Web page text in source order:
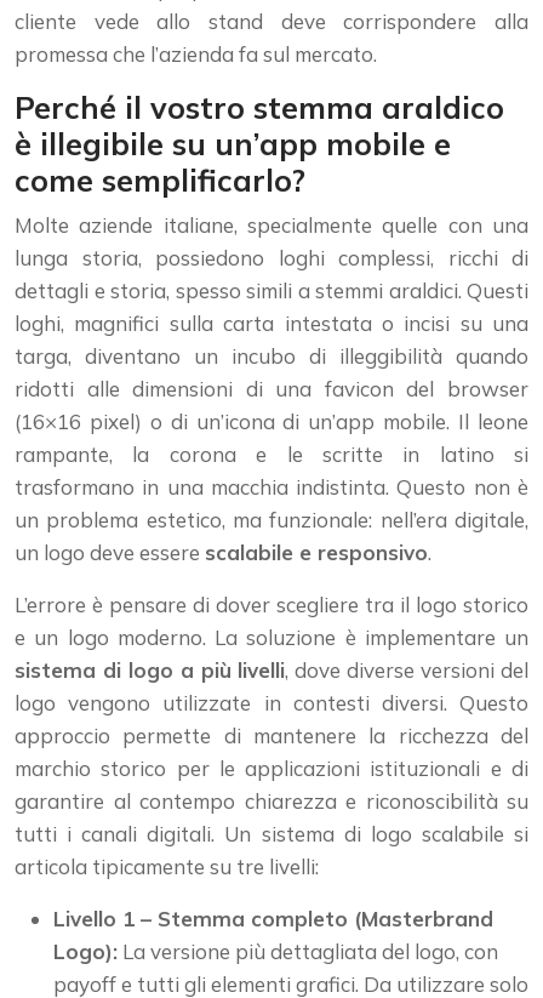
cliente vede allo stand deve corrispondere alla
promessa che l’azienda fa sul mercato.
Perché il vostro stemma araldico
è illegibile su un’app mobile e
come semplificarlo?
Molte aziende italiane, specialmente quelle con una
lunga storia, possiedono loghi complessi, ricchi di
dettagli e storia, spesso simili a stemmi araldici. Questi
loghi, magnifici sulla carta intestata o incisi su una
targa, diventano un incubo di illeggibilità quando
ridotti alle dimensioni di una favicon del browser
(16×16 pixel) o di un’icona di un’app mobile. Il leone
rampante, la corona e le scritte in latino si
trasformano in una macchia indistinta. Questo non è
un problema estetico, ma funzionale: nell’era digitale,
un logo deve essere scalabile e responsivo.
L’errore è pensare di dover scegliere tra il logo storico
e un logo moderno. La soluzione è implementare un
sistema di logo a più livelli, dove diverse versioni del
logo vengono utilizzate in contesti diversi. Questo
approccio permette di mantenere la ricchezza del
marchio storico per le applicazioni istituzionali e di
garantire al contempo chiarezza e riconoscibilità su
tutti i canali digitali. Un sistema di logo scalabile si
articola tipicamente su tre livelli:
Livello 1 – Stemma completo (Masterbrand
Logo): La versione più dettagliata del logo, con
payoff e tutti gli elementi grafici. Da utilizzare solo